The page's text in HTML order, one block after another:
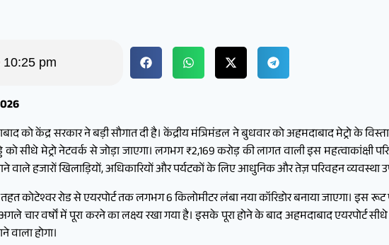
10:25 pm
केंद्र सरकार ने बड़ी सौगात दी है। केंद्रीय मंत्रिमंडल ने बुधवार को अहमदाबाद मेट्रो के
सीधे मेट्रो नेटवर्क से जोड़ा जाएगा। लगभग ₹2,169 करोड़ की लागत वाली इस महत्वाकांक्षी
हजारों खिलाड़ियों, अधिकारियों और पर्यटकों के लिए आधुनिक और तेज़ परिवहन व्यवस्था
कोटेश्वर रोड से एयरपोर्ट तक लगभग 6 किलोमीटर लंबा नया कॉरिडोर बनाया जाएगा। इस
वर्षों में पूरा करने का लक्ष्य रखा गया है। इसके पूरा होने के बाद अहमदाबाद एयरपोर्ट
होगा।